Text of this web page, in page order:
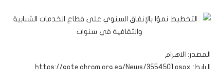
المصدر: الاهرام
الرابط: https://gate.ahram.org.eg/News/3554501.aspx